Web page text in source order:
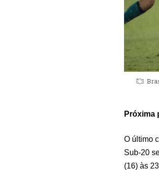
Próxima
O último
Sub-20
(16) às